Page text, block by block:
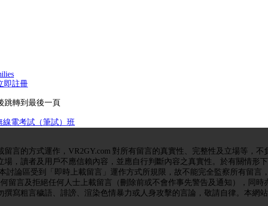
即註冊
跳轉到最後一頁
言的方式運作，VR2GY.com 對所有留言的真實性、完整性及立場等，
場，讀者及用戶不應信賴內容，並應自行判斷內容之真實性。於有關情形
討論區受到「即時上載留言」運作方式所規限，故不能完全監察所有留言
留言及拒絕任何人士上載留言（刪除前或不會作事先警告及通知），同
寫粗言穢語、誹謗、渲染色情暴力或人身攻擊的言論，敬請自律。本網站